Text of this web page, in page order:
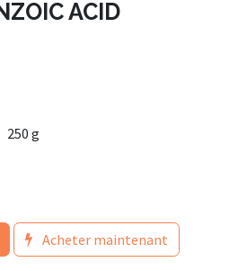
ACID
250 g
Acheter maintenant